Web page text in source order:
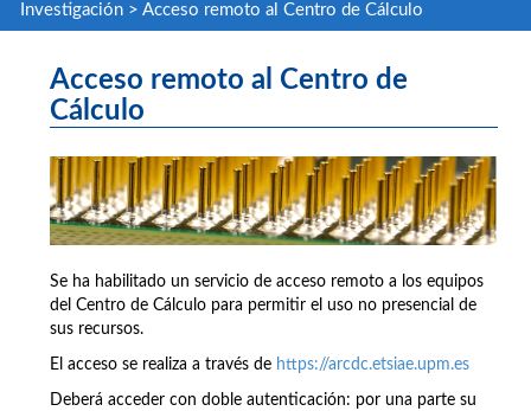
Investigación> Acceso remoto al Centro de Cálculo
Acceso remoto al Centro de
Cálculo
Se ha habilitado un servicio de acceso remoto a los equipos
del Centro de Cálculo para permitir el uso no presencial de
sus recursos.
El acceso se realiza a través de https://arcdc.etsiae.upm.es
Deberá acceder con doble autenticación: por una parte su